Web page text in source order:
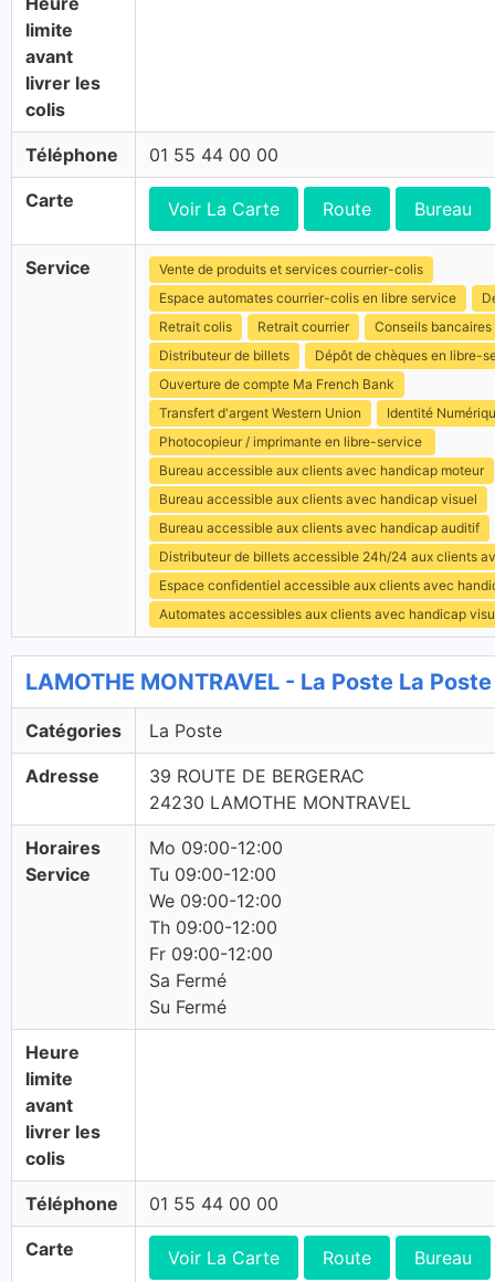
limite
avant
livrer les
colis
Téléphone 01 55 44 00 00
Carte Voir La Carte Route Bureau
Service
Vente de produits et services courrier-colis
Espace automates courrier-colis en libre service
Retrait colis
Retrait courrier
Conseils bancaires
Distributeur de billets
Dépôt de chèques en libre-
Ouverture de compte Ma French Bank
Transfert d'argent Western Union
Identité
Photocopieur / imprimante en libre-service
Bureau accessible aux clients avec handicap moteur
Bureau accessible aux clients avec handicap visuel
Bureau accessible aux clients avec handicap auditif
Distributeur de billets accessible 24h/24 aux clients
Espace confidentiel accessible aux clients avec
Automates accessibles aux clients avec handicap
LAMOTHE MONTRAVEL - La Poste La Poste
Catégories La Poste
Adresse
39 ROUTE DE BERGERAC
24230 LAMOTHE MONTRAVEL
Horaires
Service
Mo 09:00-12:00
Tu 09:00-12:00
We 09:00-12:00
Th 09:00-12:00
Fr 09:00-12:00
Sa Fermé
Su Fermé
Heure
limite
avant
livrer les
colis
Téléphone 01 55 44 00 00
Carte Voir La Carte Route Bureau